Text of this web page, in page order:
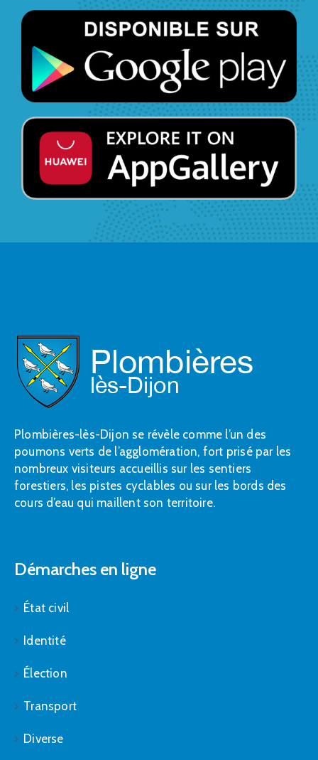
Plombières-lès-Dijon se révèle comme l’un des
poumons verts de l’agglomération, fort prisé par les
nombreux visiteurs accueillis sur les sentiers
forestiers, les pistes cyclables ou sur les bords des
cours d’eau qui maillent son territoire.
Démarches en ligne
État civil
Identité
Élection
Transport
Diverse